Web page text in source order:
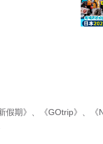
假期》 《GOtrip》